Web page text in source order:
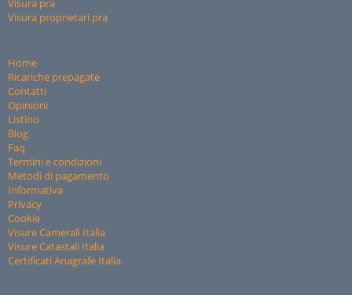
Visura pra
Visura proprietari pra
Home
Ricariche prepagate
Contatti
Opinioni
Listino
Blog
Faq
Termini e condizioni
Metodi di pagamento
Informativa
Privacy
Cookie
Visure Camerali Italia
Visure Catastali Italia
Certificati Anagrafe Italia